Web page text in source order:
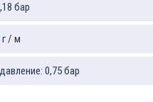
бар
г / м
0,75 бар